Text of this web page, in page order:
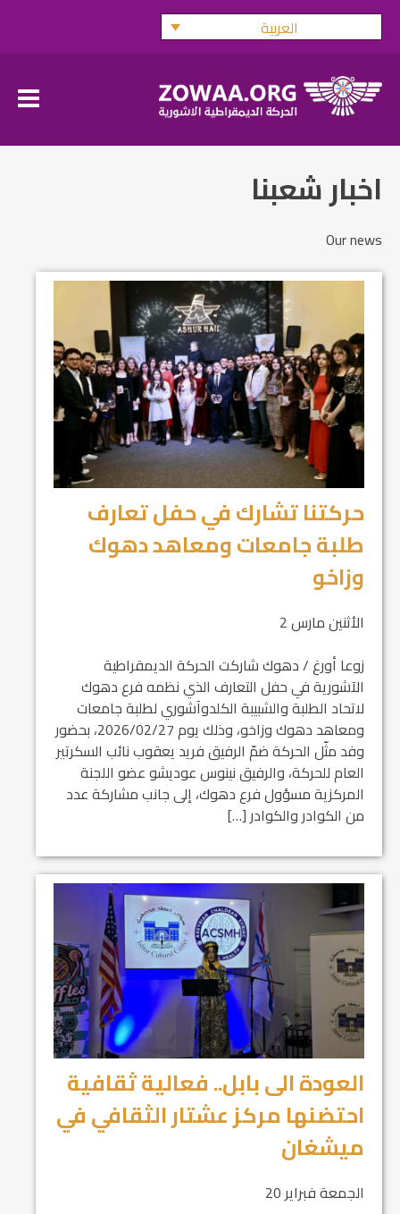
Skip
العربية
اخبار شعبنا
Our news
حركتنا تشارك في حفل تعارف
طلبة جامعات ومعاهد دهوك
وزاخو
الأثنين مارس 2
زوعا أورغ / دهوك شاركت الحركة الديمقراطية
الآشورية في حفل التعارف الذي نظمه فرع دهوك
لاتحاد الطلبة والشبيبة الكلدوآشوري لطلبة جامعات
ومعاهد دهوك وزاخو، وذلك يوم 2026/02/27، بحضور
وفد مثّل الحركة ضمّ الرفيق فريد يعقوب نائب السكرتير
العام للحركة، والرفيق نينوس عوديشو عضو اللجنة
المركزية مسؤول فرع دهوك، إلى جانب مشاركة عدد
من الكوادر والكوادر […]
العودة الى بابل.. فعالية ثقافية
احتضنها مركز عشتار الثقافي في
ميشغان
الجمعة فبراير 20